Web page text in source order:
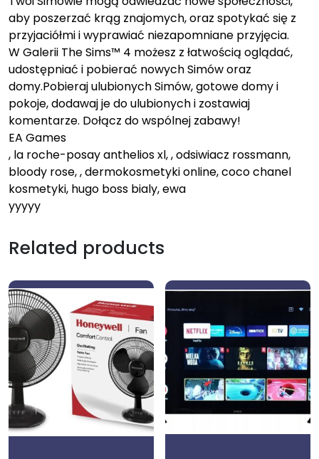
aby poszerzać krąg znajomych, oraz spotykać się z
przyjaciółmi i wyprawiać niezapomniane przyjęcia.
W Galerii The Sims™ 4 możesz z łatwością oglądać,
udostępniać i pobierać nowych Simów oraz
domy.Pobieraj ulubionych Simów, gotowe domy i
pokoje, dodawaj je do ulubionych i zostawiaj
komentarze. Dołącz do wspólnej zabawy!
EA Games
, la roche-posay anthelios xl, , odsiwiacz rossmann,
bloody rose, , dermokosmetyki online, coco chanel
kosmetyki, hugo boss bialy, ewa
yyyyy
Related products